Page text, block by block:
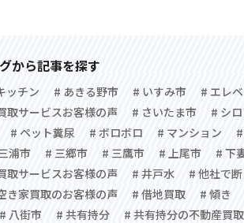
から記事を探す
ッチン # あきる野市 # いすみ市 # エレ
取サービスお客様の声
# さいたま市 # シ
# ペット糞尿 # ボロボロ # マンション
浦市 # 三郷市 # 三鷹市 # 上尾市 # 下
取サービスお客様の声
# 井戸水 # 他社で
き家買取のお客様の声
# 借地買取 # 傾き
# 八街市 # 共有持分 # 共有持分の不動産買